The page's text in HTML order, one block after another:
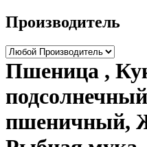
Производитель
Пшеница ,
пшеничный,